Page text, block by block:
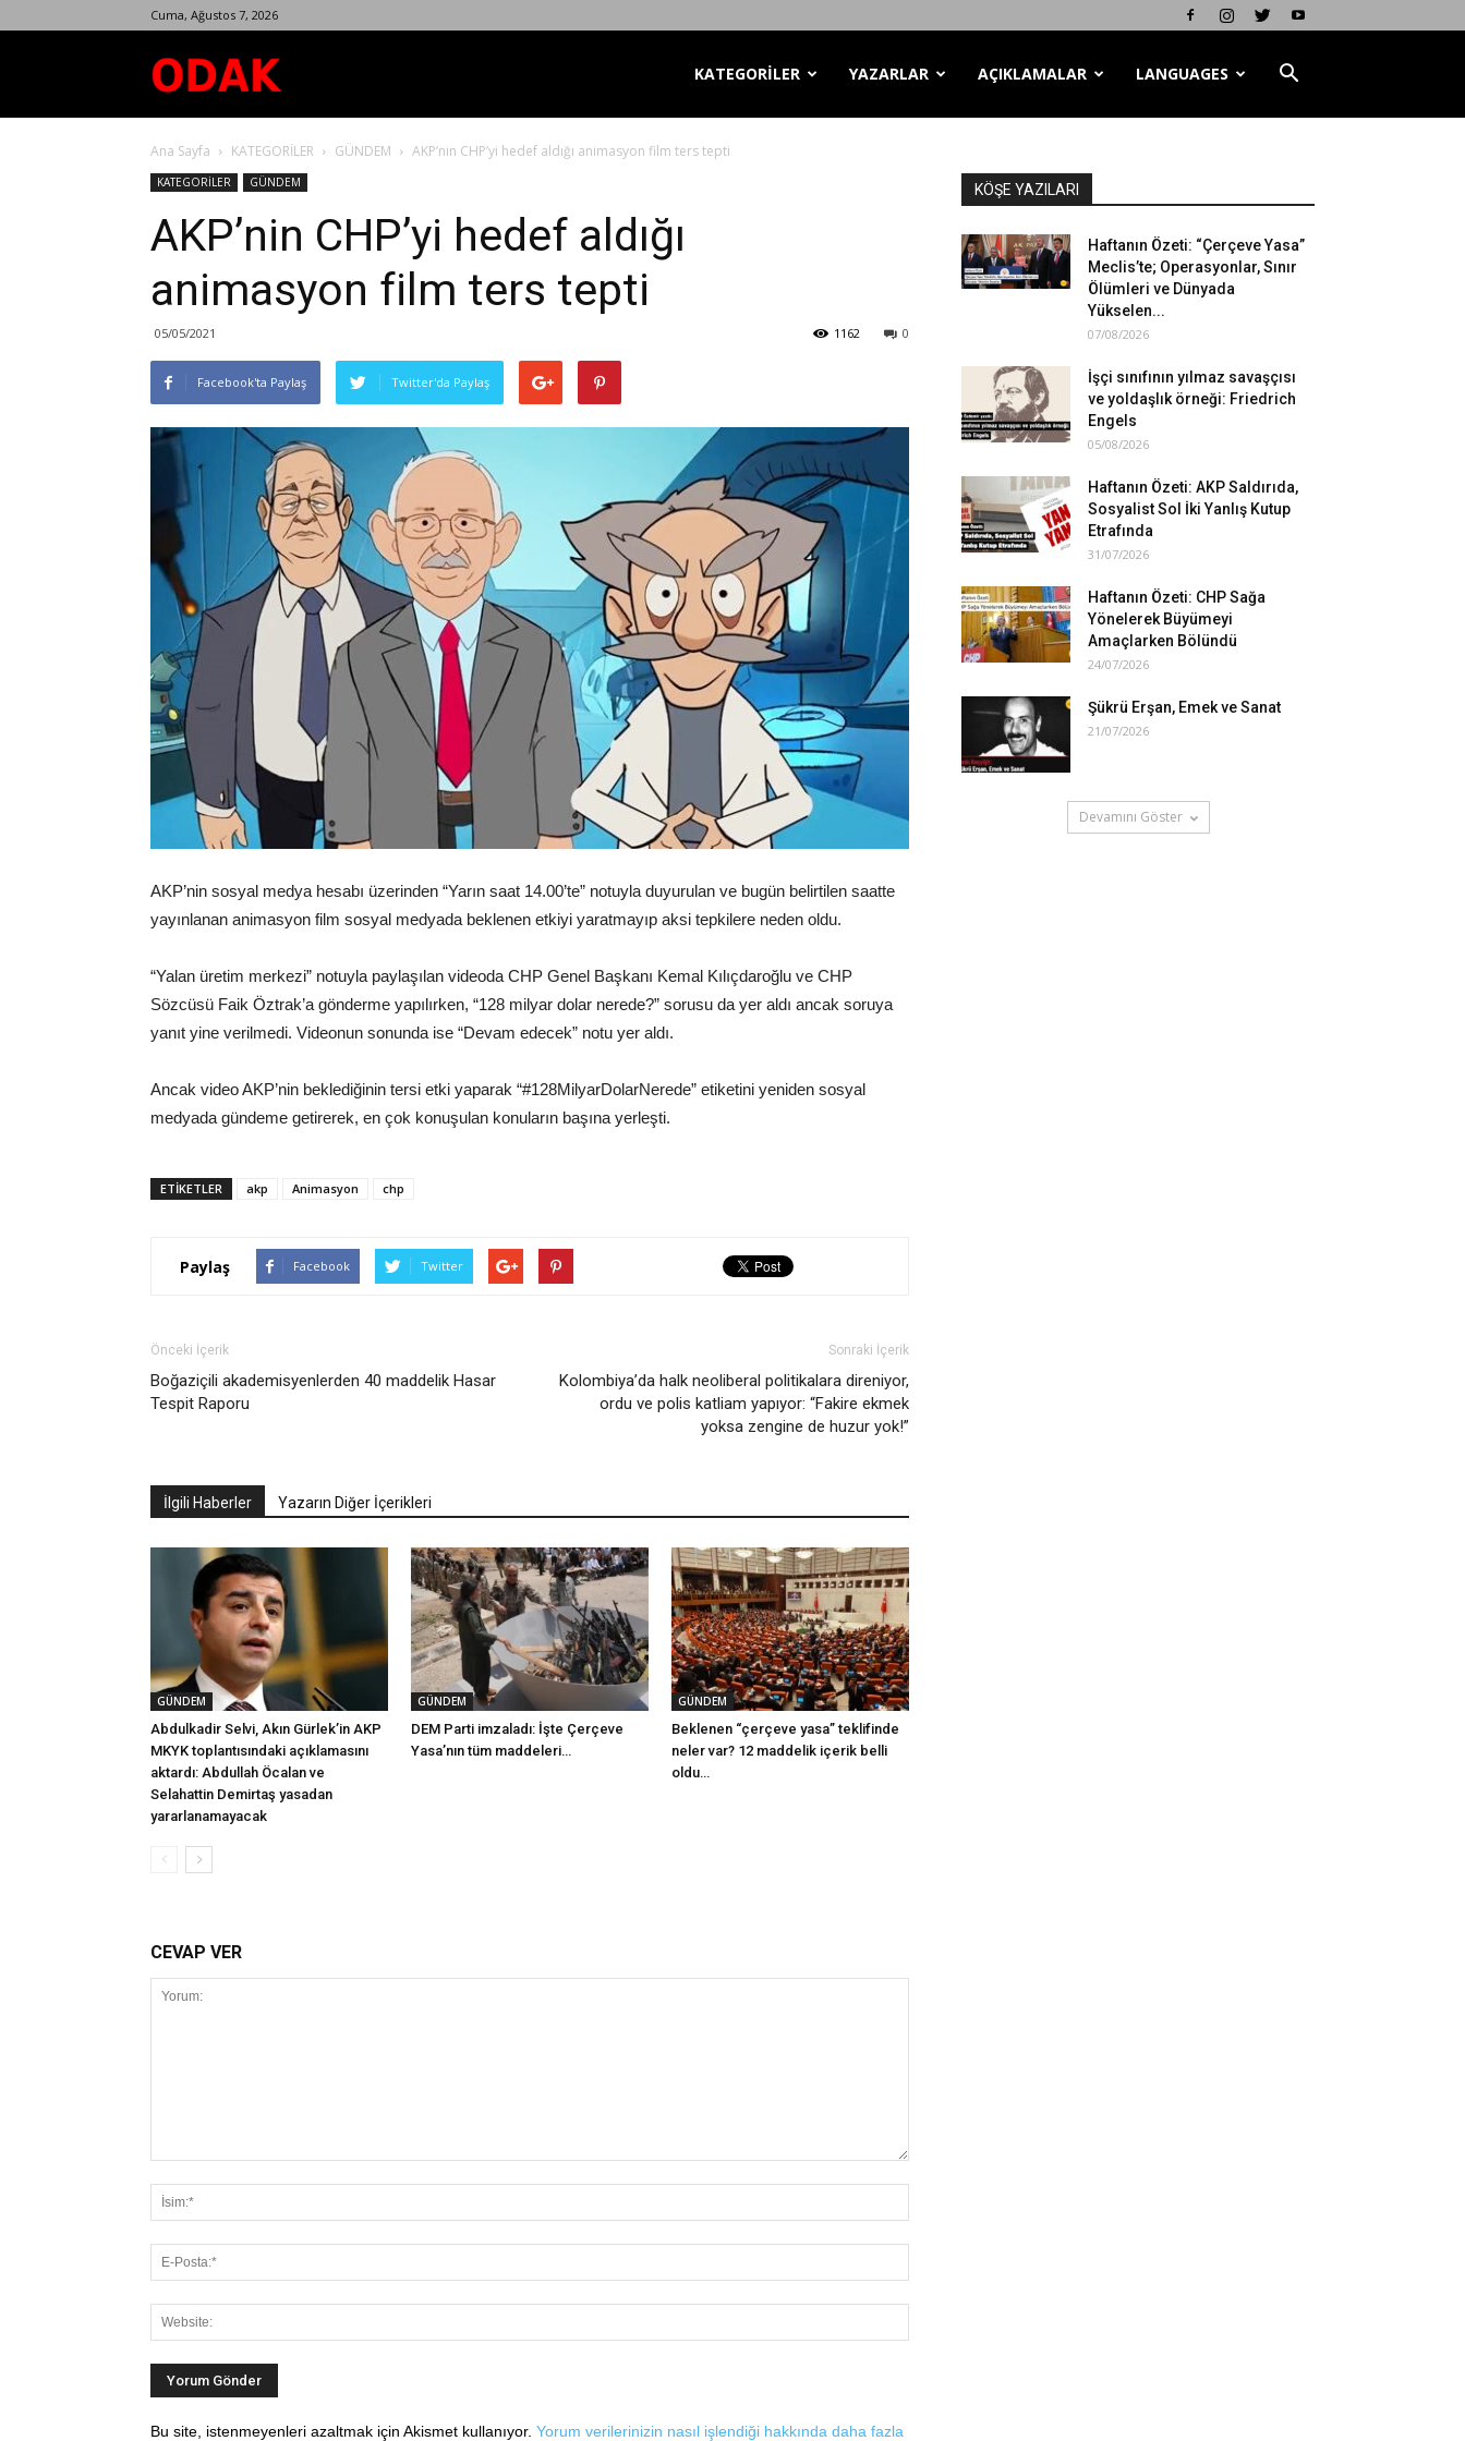
Cuma, Ağustos 7, 2026
Dergisi
KATEGORİLER YAZARLAR AÇIKLAMALAR LANGUAGES
Ana Sayfa KATEGORİLER GÜNDEM AKP’nin CHP’yi hedef aldığı animasyon film ters tepti
KATEGORİLER GÜNDEM
AKP’nin CHP’yi hedef aldığı
animasyon film ters tepti
05/05/2021 0
1162
Facebook'ta Paylaş Twitter'da Paylaş
AKP’nin sosyal medya hesabı üzerinden “Yarın saat 14.00’te” notuyla duyurulan ve bugün belirtilen saatte
yayınlanan animasyon film sosyal medyada beklenen etkiyi yaratmayıp aksi tepkilere neden oldu.
“Yalan üretim merkezi” notuyla paylaşılan videoda CHP Genel Başkanı Kemal Kılıçdaroğlu ve CHP
Sözcüsü Faik Öztrak’a gönderme yapılırken, “128 milyar dolar nerede?” sorusu da yer aldı ancak soruya
yanıt yine verilmedi. Videonun sonunda ise “Devam edecek” notu yer aldı.
Ancak video AKP’nin beklediğinin tersi etki yaparak “#128MilyarDolarNerede” etiketini yeniden sosyal
medyada gündeme getirerek, en çok konuşulan konuların başına yerleşti.
ETIKETLER akp Animasyon chp
Paylaş Facebook Twitter
Önceki İçerik
Boğaziçili akademisyenlerden 40 maddelik Hasar
Tespit Raporu
Sonraki İçerik
Kolombiya’da halk neoliberal politikalara direniyor,
ordu ve polis katliam yapıyor: “Fakire ekmek
yoksa zengine de huzur yok!”
İlgili Haberler Yazarın Diğer İçerikleri
GÜNDEM
Abdulkadir Selvi, Akın Gürlek’in AKP
MKYK toplantısındaki açıklamasını
aktardı: Abdullah Öcalan ve
Selahattin Demirtaş yasadan
yararlanamayacak
GÜNDEM
DEM Parti imzaladı: İşte Çerçeve
Yasa’nın tüm maddeleri…
GÜNDEM
Beklenen “çerçeve yasa” teklifinde
neler var? 12 maddelik içerik belli
oldu…
CEVAP VER
Bu site, istenmeyenleri azaltmak için Akismet kullanıyor. Yorum verilerinizin nasıl işlendiği hakkında daha fazla
KÖŞE YAZILARI
Haftanın Özeti: “Çerçeve Yasa”
Meclis’te; Operasyonlar, Sınır
Ölümleri ve Dünyada
Yükselen...
07/08/2026
İşçi sınıfının yılmaz savaşçısı
ve yoldaşlık örneği: Friedrich
Engels
05/08/2026
Haftanın Özeti: AKP Saldırıda,
Sosyalist Sol İki Yanlış Kutup
Etrafında
31/07/2026
Haftanın Özeti: CHP Sağa
Yönelerek Büyümeyi
Amaçlarken Bölündü
24/07/2026
Şükrü Erşan, Emek ve Sanat
21/07/2026
Devamını Göster